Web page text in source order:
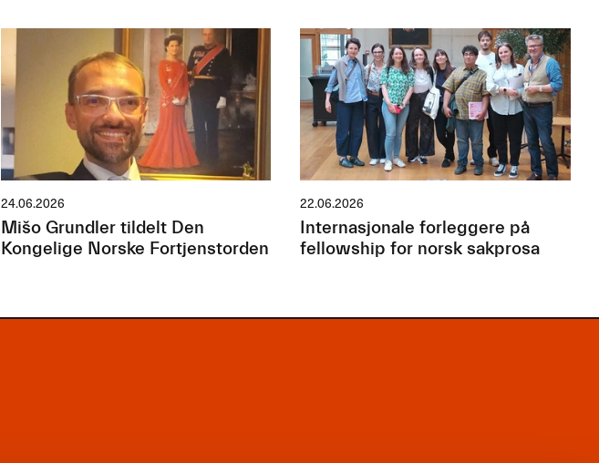
24.06.2026
Mišo Grundler tildelt Den
Kongelige Norske Fortjenstorden
22.06.2026
Internasjonale forleggere på
fellowship for norsk sakprosa